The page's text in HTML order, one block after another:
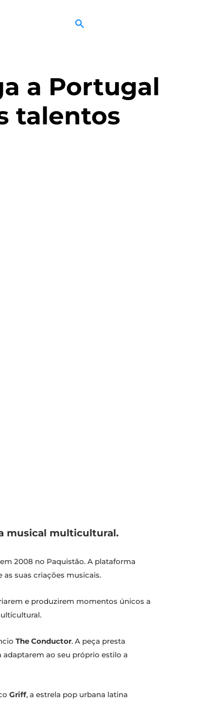
a Portugal
talentos
musical multicultural.
2008 no Paquistão. A plataforma
suas criações musicais.
e produzirem momentos únicos a
The Conductor. A peça presta
ao seu próprio estilo a
Griff, a estrela pop urbana latina